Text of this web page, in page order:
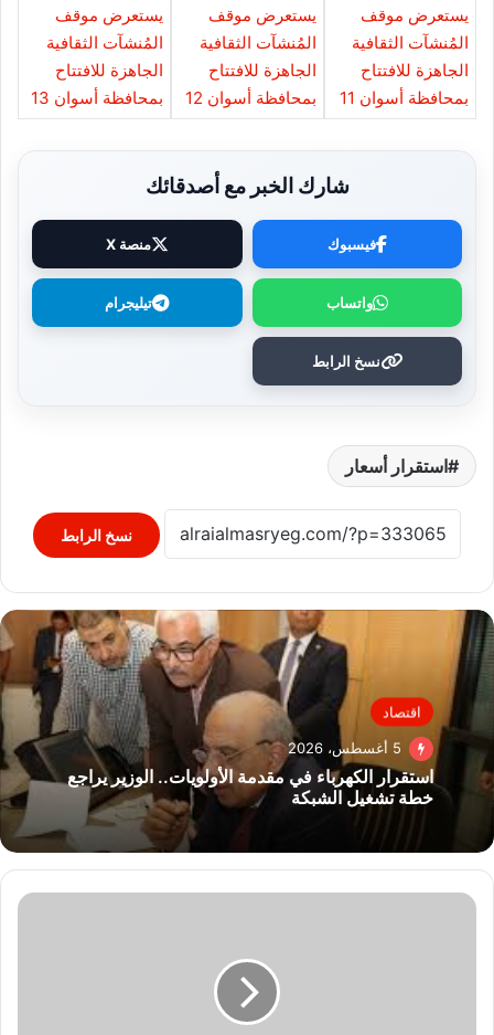
شارك الخبر مع أصدقائك
فيسبوك منصة X
واتساب تيليجرام
نسخ الرابط
استقرار أسعار
نسخ الرابط
اقتصاد
5 أغسطس، 2026
استقرار الكهرباء في مقدمة الأولويات.. الوزير يراجع
خطة تشغيل الشبكة
الخارجية